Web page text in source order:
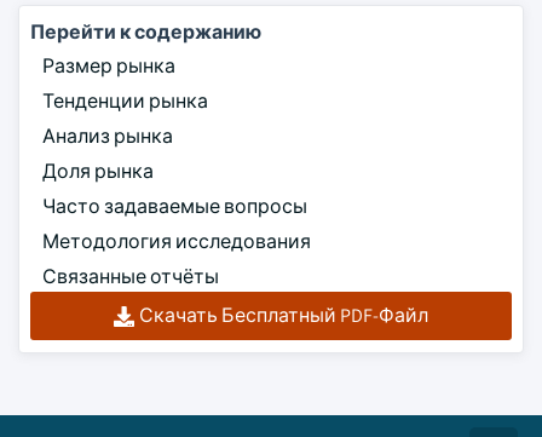
Перейти к содержанию
Размер рынка
Тенденции рынка
Анализ рынка
Доля рынка
Часто задаваемые вопросы
Методология исследования
Связанные отчёты
Скачать Бесплатный PDF-Файл